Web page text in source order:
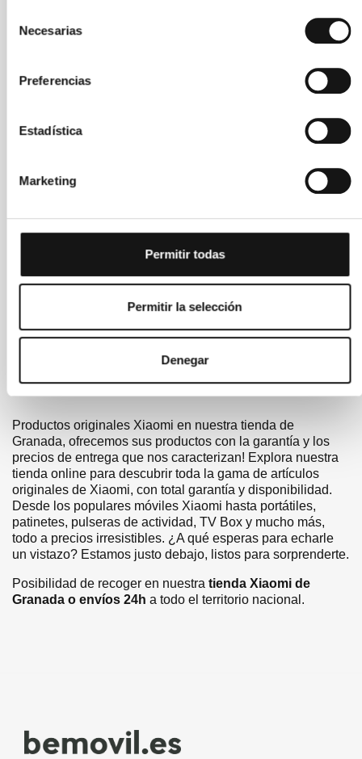
Necesarias
Preferencias
Estadística
Marketing
Permitir todas
Permitir la selección
Denegar
Watch 5 Active
(Plata mate)
Productos originales Xiaomi en nuestra tienda de
Granada, ofrecemos sus productos con la garantía y los
precios de entrega que nos caracterizan! Explora nuestra
tienda online para descubrir toda la gama de artículos
originales de Xiaomi, con total garantía y disponibilidad.
Desde los populares móviles Xiaomi hasta portátiles,
patinetes, pulseras de actividad, TV Box y mucho más,
todo a precios irresistibles. ¿A qué esperas para echarle
un vistazo? Estamos justo debajo, listos para sorprenderte.
Posibilidad de recoger en nuestra tienda Xiaomi de
Granada o envíos 24h a todo el territorio nacional.